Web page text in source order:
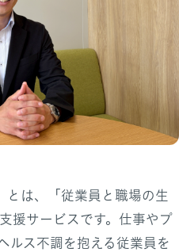
とは、「従業員と職場の生
援サービスです。仕事やプ
ルス不調を抱える従業員を